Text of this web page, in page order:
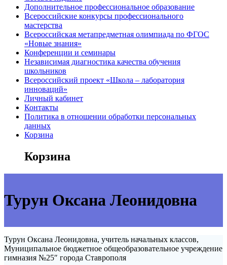
Дополнительное профессиональное образование
Всероссийские конкурсы профессионального
мастерства
Всероссийская метапредметная олимпиада по ФГОС
«Новые знания»
Конференции и семинары
Независимая диагностика качества обучения
школьников
Всероссийский проект «Школа – лаборатория
инноваций»
Личный кабинет
Контакты
Политика в отношении обработки персональных
данных
Корзина
Корзина
Турун Оксана Леонидовна
Турун Оксана Леонидовна, учитель начальных классов,
Муниципальное бюджетное общеобразовательное учреждение
гимназия №25″ города Ставрополя